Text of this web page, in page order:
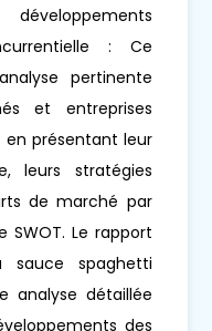
: Ce
pertinente
et entreprises
présentant leur
leurs stratégies
de marché par
Le rapport
spaghetti
analyse détaillée
des